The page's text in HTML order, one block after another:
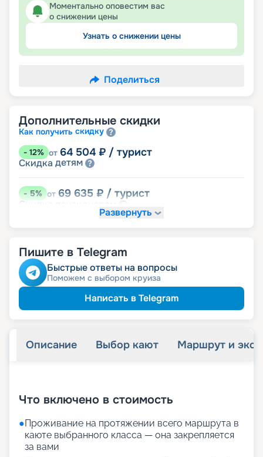
Моментально оповестим вас
о снижении цены
Узнать о снижении цены
Поделиться
Дополнительные скидки
Как получить скидку
- 12% от 64 504 ₽ / турист
Скидка детям
-5% от 69 635 ₽ / турист
Скидка
именинникамРазвернуть
Пишите в Telegram
Быстрые ответы на вопросы
Поможем с выбором круиза
Написать в Telegram
Описание Выбор кают Маршрут и
Что включено в стоимость
●Проживание на протяжении всего маршрута в
каюте выбранного класса — она закрепляется
за вами